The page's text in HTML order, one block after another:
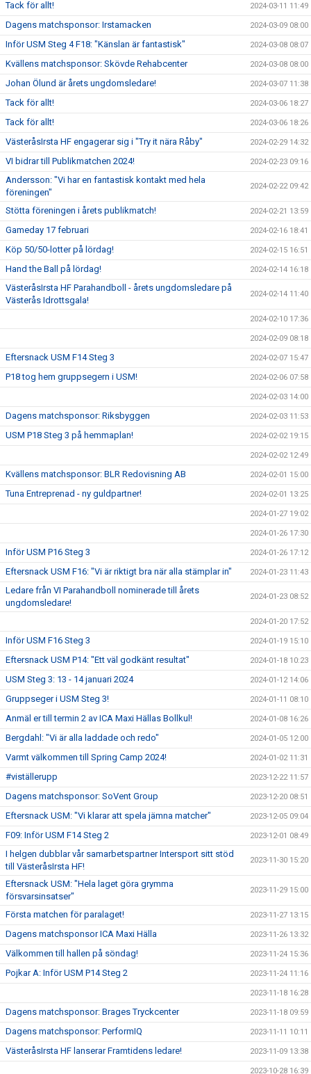
Tack för allt! 2024-03-11 11:49
Dagens matchsponsor: Irstamacken 2024-03-09 08:00
Inför USM Steg 4 F18: "Känslan är fantastisk" 2024-03-08 08:07
Kvällens matchsponsor: Skövde Rehabcenter 2024-03-08 08:00
Johan Ölund är årets ungdomsledare! 2024-03-07 11:38
Tack för allt! 2024-03-06 18:27
Tack för allt! 2024-03-06 18:26
VästeråsIrsta HF engagerar sig i "Try it nära Råby" 2024-02-29 14:32
VI bidrar till Publikmatchen 2024! 2024-02-23 09:16
Andersson: "Vi har en fantastisk kontakt med hela
föreningen"
2024-02-22 09:42
Stötta föreningen i årets publikmatch! 2024-02-21 13:59
Gameday 17 februari 2024-02-16 18:41
Köp 50/50-lotter på lördag! 2024-02-15 16:51
Hand the Ball på lördag! 2024-02-14 16:18
VästeråsIrsta HF Parahandboll - årets ungdomsledare på
Västerås Idrottsgala!
2024-02-14 11:40
2024-02-10 17:36
2024-02-09 08:18
Eftersnack USM F14 Steg 3 2024-02-07 15:47
P18 tog hem gruppsegern i USM! 2024-02-06 07:58
2024-02-03 14:00
Dagens matchsponsor: Riksbyggen 2024-02-03 11:53
USM P18 Steg 3 på hemmaplan! 2024-02-02 19:15
2024-02-02 12:49
Kvällens matchsponsor: BLR Redovisning AB 2024-02-01 15:00
Tuna Entreprenad - ny guldpartner! 2024-02-01 13:25
2024-01-27 19:02
2024-01-26 17:30
Inför USM P16 Steg 3 2024-01-26 17:12
Eftersnack USM F16: "Vi är riktigt bra när alla stämplar in" 2024-01-23 11:43
Ledare från VI Parahandboll nominerade till årets
ungdomsledare!
2024-01-23 08:52
2024-01-20 17:52
Inför USM F16 Steg 3 2024-01-19 15:10
Eftersnack USM P14: "Ett väl godkänt resultat" 2024-01-18 10:23
USM Steg 3: 13 - 14 januari 2024 2024-01-12 14:06
Gruppseger i USM Steg 3! 2024-01-11 08:10
Anmäl er till termin 2 av ICA Maxi Hällas Bollkul! 2024-01-08 16:26
Bergdahl: "Vi är alla laddade och redo" 2024-01-05 12:00
Varmt välkommen till Spring Camp 2024! 2024-01-02 11:31
#viställerupp 2023-12-22 11:57
Dagens matchsponsor: SoVent Group 2023-12-20 08:51
Eftersnack USM: "Vi klarar att spela jämna matcher" 2023-12-05 09:04
F09: Inför USM F14 Steg 2 2023-12-01 08:49
I helgen dubblar vår samarbetspartner Intersport sitt stöd
till VästeråsIrsta HF!
2023-11-30 15:20
Eftersnack USM: "Hela laget göra grymma
försvarsinsatser"
2023-11-29 15:00
Första matchen för paralaget! 2023-11-27 13:15
Dagens matchsponsor ICA Maxi Hälla 2023-11-26 13:32
Välkommen till hallen på söndag! 2023-11-24 15:36
Pojkar A: Inför USM P14 Steg 2 2023-11-24 11:16
2023-11-18 16:28
Dagens matchsponsor: Brages Tryckcenter 2023-11-18 09:59
Dagens matchsponsor: PerformIQ 2023-11-11 10:11
VästeråsIrsta HF lanserar Framtidens ledare! 2023-11-09 13:38
2023-10-28 16:39